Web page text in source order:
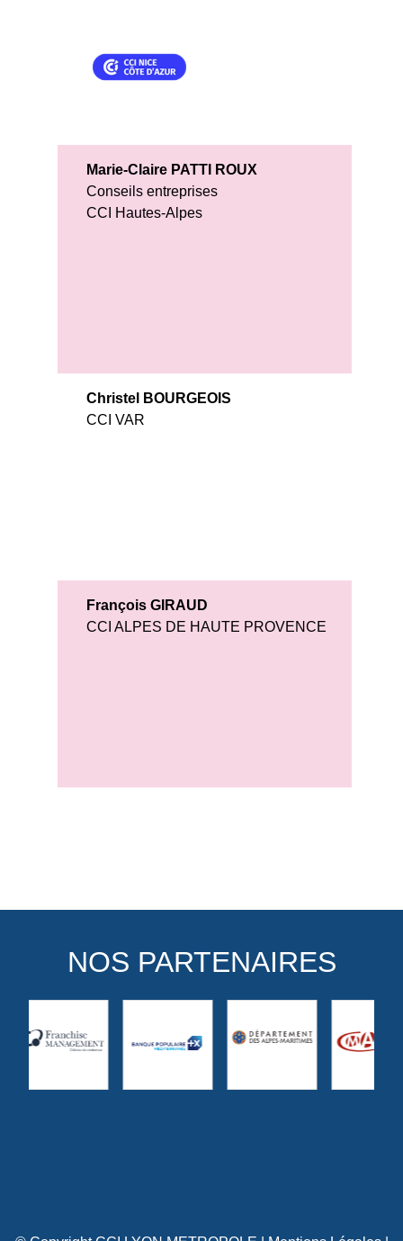
Marie-Claire PATTI ROUX
Conseils entreprises
CCI Hautes-Alpes
Christel BOURGEOIS
CCI VAR
François GIRAUD
CCI ALPES DE HAUTE PROVENCE
NOS PARTENAIRES